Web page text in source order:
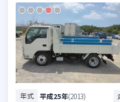
年式 平成25年(2013)